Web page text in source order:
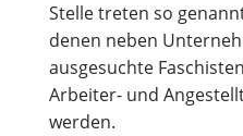
Stelle treten so
denen neben
ausgesuchte
Arbeiter- und
werden.